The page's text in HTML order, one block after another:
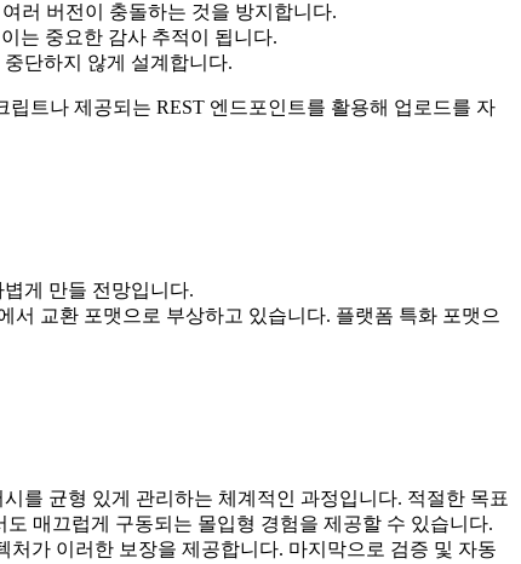
러 버전이 충돌하는 것을 방지합니다.
는 중요한 감사 추적이 됩니다.
단하지 않게 설계합니다.
트나 제공되는 REST 엔드포인트를 활용해 업로드를 자
게 만들 전망입니다.
서 교환 포맷으로 부상하고 있습니다. 플랫폼 특화 포맷으
를 균형 있게 관리하는 체계적인 과정입니다. 적절한 목표
매끄럽게 구동되는 몰입형 경험을 제공할 수 있습니다.
가 이러한 보장을 제공합니다. 마지막으로 검증 및 자동